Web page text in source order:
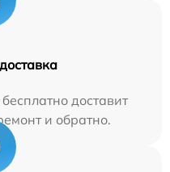
доставит
и обратно.